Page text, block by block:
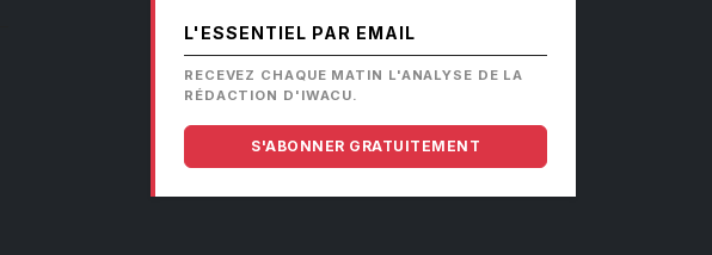
L'ESSENTIEL PAR EMAIL
RECEVEZ CHAQUE MATIN L'ANALYSE DE LA
RÉDACTION D'IWACU.
S'ABONNER GRATUITEMENT